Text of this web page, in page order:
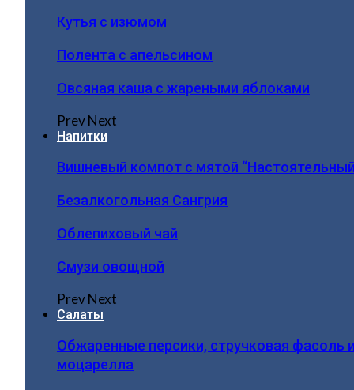
Кутья с изюмом
Полента с апельсином
Овсяная каша с жареными яблоками
PrevNext
Напитки
Вишневый компот с мятой
Безалкогольная Сангрия
Облепиховый чай
Смузи овощной
PrevNext
Салаты
Обжаренные персики, стручковая фасоль
моцарелла